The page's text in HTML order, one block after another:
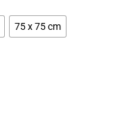
75 x 75 cm